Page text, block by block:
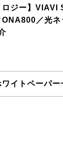
ロジー】
／光ネ
ワイトペーパー